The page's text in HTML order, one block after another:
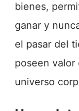
bienes,
ganar y
el pasar del
poseen
universo